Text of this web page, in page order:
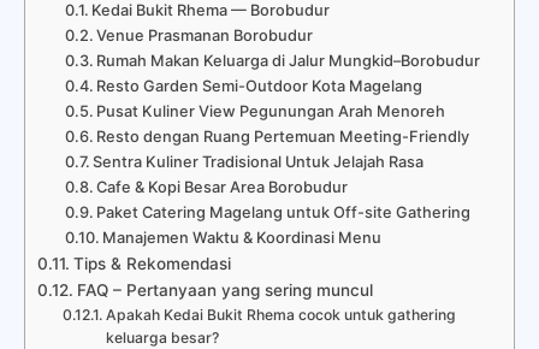
Kedai Bukit Rhema — Borobudur
Venue Prasmanan Borobudur
Rumah Makan Keluarga di Jalur Mungkid–Borobudur
Resto Garden Semi-Outdoor Kota Magelang
Pusat Kuliner View Pegunungan Arah Menoreh
Resto dengan Ruang Pertemuan Meeting-Friendly
Sentra Kuliner Tradisional Untuk Jelajah Rasa
Cafe & Kopi Besar Area Borobudur
Paket Catering Magelang untuk Off-site Gathering
Manajemen Waktu & Koordinasi Menu
Tips & Rekomendasi
FAQ – Pertanyaan yang sering muncul
Apakah Kedai Bukit Rhema cocok untuk gathering
keluarga besar?